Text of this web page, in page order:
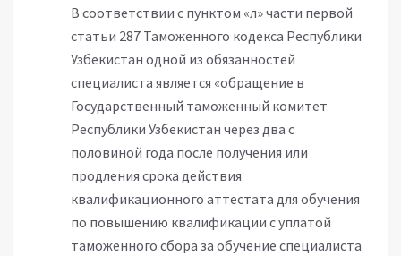
В соответствии с пунктом «л» части первой
статьи 287 Таможенного кодекса Республики
Узбекистан одной из обязанностей
специалиста является «обращение в
Государственный таможенный комитет
Республики Узбекистан через два с
половиной года после получения или
продления срока действия
квалификационного аттестата для обучения
по повышению квалификации с уплатой
таможенного сбора за обучение специалиста